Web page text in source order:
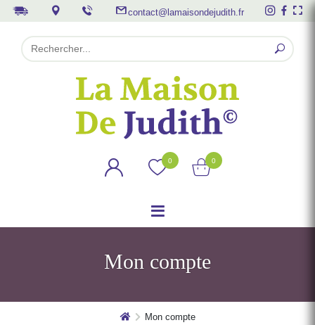
contact@lamaisondejudith.fr
0 0
Mon compte
Mon compte